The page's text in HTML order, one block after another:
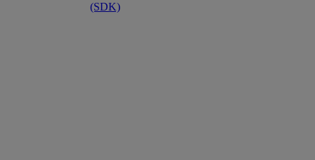
(SDK)